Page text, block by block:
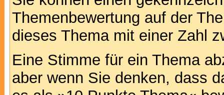
Themenbewertung auf der
dieses Thema mit einer Zahl
Eine Stimme für ein Thema
aber wenn Sie denken, dass